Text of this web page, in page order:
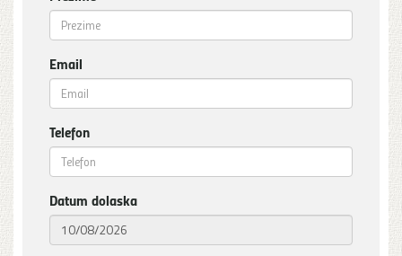
Email
Telefon
Datum dolaska